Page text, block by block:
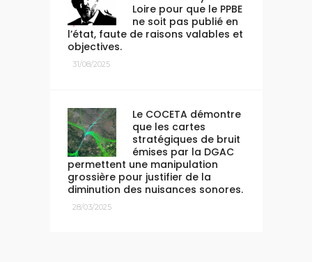
Loire pour que le PPBE
ne soit pas publié en
l’état, faute de raisons valables et
objectives.
31/08/2025
Le COCETA démontre
que les cartes
stratégiques de bruit
émises par la DGAC
permettent une manipulation
grossière pour justifier de la
diminution des nuisances sonores.
28/03/2025